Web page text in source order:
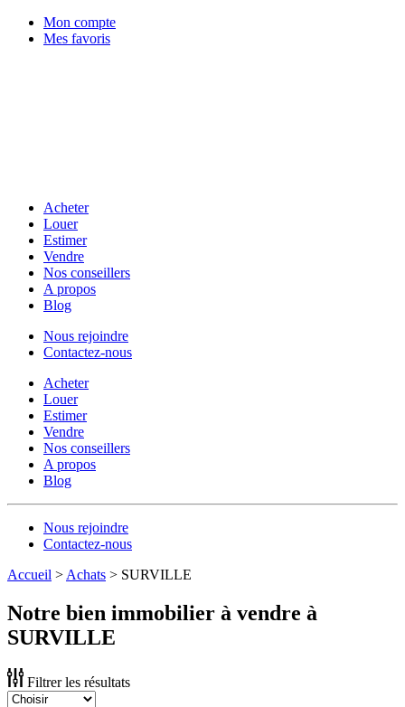
Mon compte
Mes favoris
Acheter
Louer
Estimer
Vendre
Nos conseillers
A propos
Blog
Nous rejoindre
Contactez-nous
Acheter
Louer
Estimer
Vendre
Nos conseillers
A propos
Blog
Nous rejoindre
Contactez-nous
Accueil > Achats > SURVILLE
Notre bien immobilier à vendre à
SURVILLE
Filtrer les résultats